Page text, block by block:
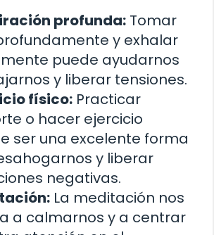
profunda: Tomar
y exhalar
puede ayudarnos
y liberar tensiones.
físico: Practicar
o hacer ejercicio
ser una excelente forma
y liberar
negativas.
La meditación nos
a calmarnos y a centrar